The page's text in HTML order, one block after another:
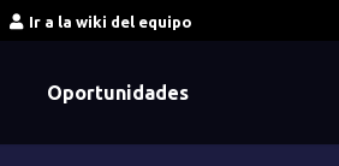
Ir a la wiki del equipo
Oportunidades